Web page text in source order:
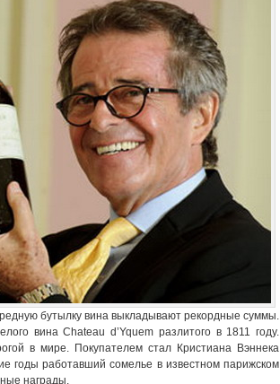
бутылку вина выкладывают рекордные суммы.
вина Chateau d’Yquem разлитого в 1811 году.
в мире. Покупателем стал Кристиана Вэннека
годы работавший сомелье в известном парижском
награды.